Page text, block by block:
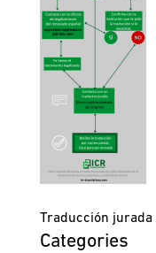
Traducción jurada
Categories